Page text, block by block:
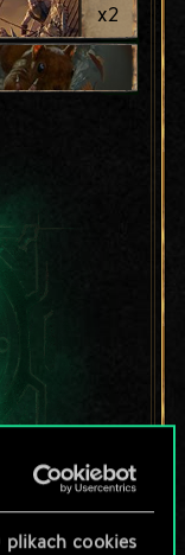
plikach cookies
x2
talią?